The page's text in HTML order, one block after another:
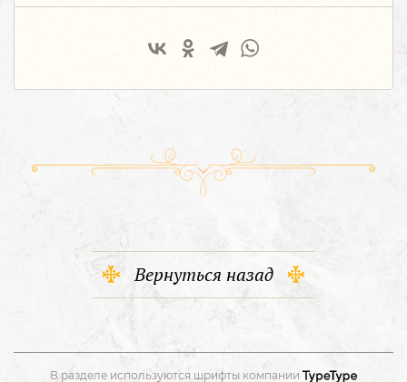
Вернуться назад
В разделе используются шрифты компании